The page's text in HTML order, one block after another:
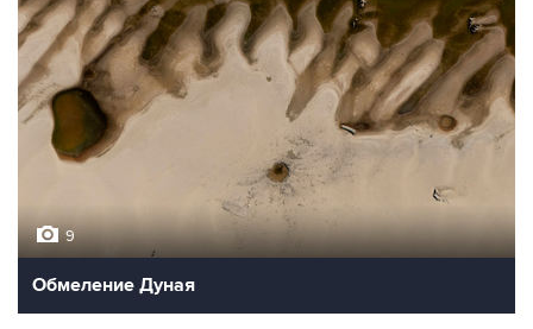
9
Обмеление Дуная